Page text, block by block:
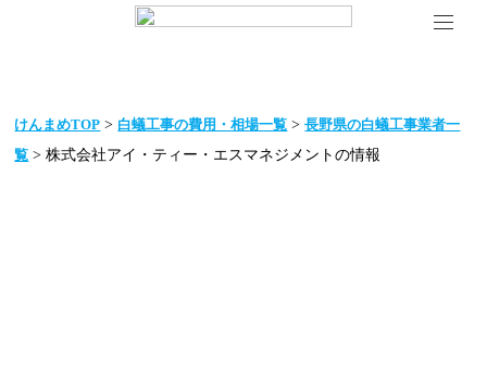
けんまめTOP > 白蟻工事の費用・相場一覧 >長野県の白蟻工事業者一
覧 > 株式会社アイ・ティー・エスマネジメントの情報